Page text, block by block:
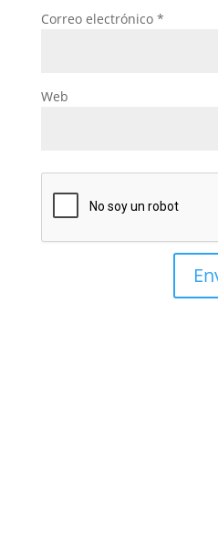
Correo electrónico *
Web